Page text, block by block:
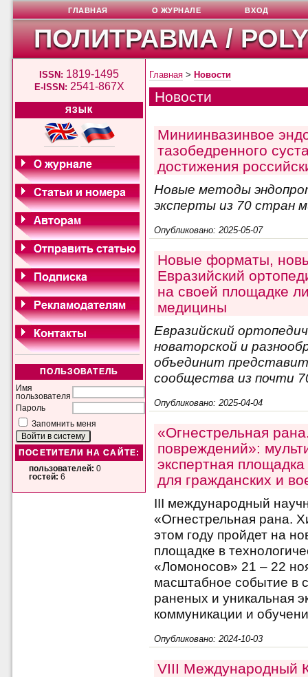
ПОЛИТРАВМА /
ISSN: 1819-1495
E-ISSN: 2541-867X
ЯЗЫК
ПОЛЬЗОВАТЕЛЬ
Имя
пользователя
Пароль
Запомнить меня
ПОСЕТИТЕЛИ НА САЙТЕ:
пользователей: 0
гостей: 6
ГЛАВНАЯ О ЖУРНАЛЕ ВХОД
Главная > Новости
Новости
Миниинвазинвое
тазобедренного
достижения
Новые методы
эксперты из 70 стран
Опубликовано: 2025-05-07
Новые форматы,
Евразийский
на своей площадке
медицины
Евразийский
новаторской и
объединит
сообщества из почти
Опубликовано: 2025-04-04
«Огнестрельная
повреждений»:
экспертная
для гражданских и
III международный
«Огнестрельная рана.
этом году пройдет на
площадке в
«Ломоносов» 21 – 22
масштабное событие в
раненых и уникальная
коммуникации и
Опубликовано: 2024-10-03
VIII Международный